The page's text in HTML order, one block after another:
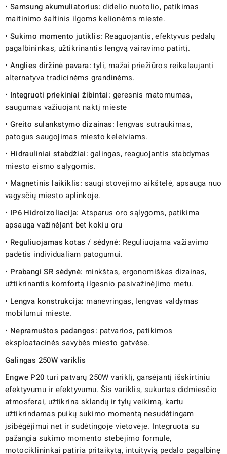
• Samsung akumuliatorius: didelio nuotolio, patikimas
maitinimo šaltinis ilgoms kelionėms mieste.
• Sukimo momento jutiklis: Reaguojantis, efektyvus pedalų
pagalbininkas, užtikrinantis lengvą vairavimo patirtį.
• Anglies diržinė pavara: tyli, mažai priežiūros reikalaujanti
alternatyva tradicinėms grandinėms.
• Integruoti priekiniai žibintai: geresnis matomumas,
saugumas važiuojant naktį mieste
• Greito sulankstymo dizainas: lengvas sutraukimas,
patogus saugojimas miesto keleiviams.
• Hidrauliniai stabdžiai: galingas, reaguojantis stabdymas
miesto eismo sąlygomis.
• Magnetinis laikiklis: saugi stovėjimo aikštelė, apsauga nuo
vagysčių miesto aplinkoje.
• IP6 Hidroizoliacija: Atsparus oro sąlygoms, patikima
apsauga važinėjant bet kokiu oru
• Reguliuojamas kotas / sėdynė: Reguliuojama važiavimo
padėtis individualiam patogumui.
• Prabangi SR sėdynė: minkštas, ergonomiškas dizainas,
užtikrinantis komfortą ilgesnio pasivažinėjimo metu.
• Lengva konstrukcija: manevringas, lengvas valdymas
mobilumui mieste.
• Nepramuštos padangos: patvarios, patikimos
eksploatacinės savybės miesto gatvėse.
Galingas 250W variklis
Engwe P20 turi patvarų 250W variklį, garsėjantį išskirtiniu
efektyvumu ir efektyvumu. Šis variklis, sukurtas didmiesčio
atmosferai, užtikrina sklandų ir tylų veikimą, kartu
užtikrindamas puikų sukimo momentą nesudėtingam
įsibėgėjimui net ir sudėtingoje vietovėje. Integruota su
pažangia sukimo momento stebėjimo formule,
motociklininkai patiria pritaikytą, intuityvią pedalo pagalbinę